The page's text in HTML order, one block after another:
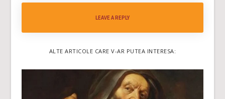
LEAVE A REPLY
ALTE ARTICOLE CARE V-AR PUTEA INTERESA: